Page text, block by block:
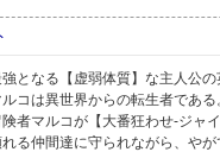
となる【虚弱体質】な主人公
コは異世界からの転生者であ
者マルコが【大番狂わせ‐ジャイ
る仲間達に守られながら、や